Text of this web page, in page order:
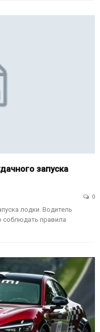
запуска
0
лодки. Водитель
соблюдать правила